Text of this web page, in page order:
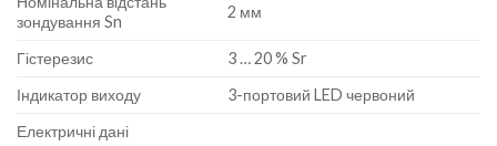
зондування Sn
2 мм
Гістерезис
3 … 20 % Sr
Індикатор виходу
3-портовий LED червоний
Електричні дані